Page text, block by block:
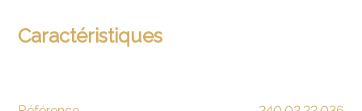
Caractéristiques